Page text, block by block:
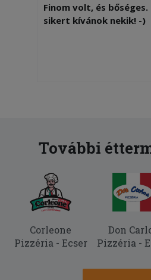
Finom volt, és
sikert kívánok nekik! -)
További
Corleone
Pizzéria - Ecser
Don
Pizzéria -